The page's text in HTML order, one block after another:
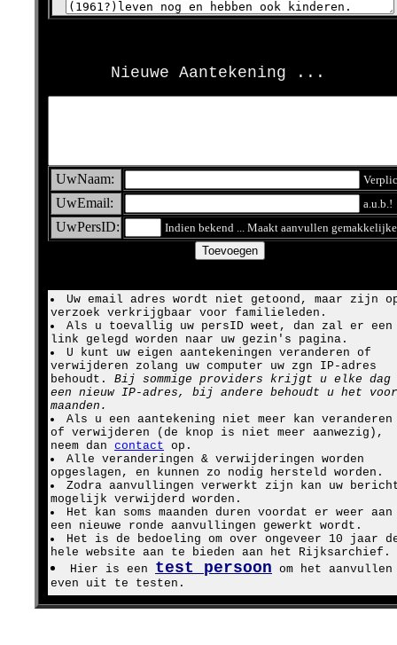
Nieuwe Aantekening ...
UwNaam:
UwEmail: a.u.b.!
UwPersID: Indien bekend ... Maakt aanvullen
Uw email adres wordt niet getoond, maar zijn
verzoek verkrijgbaar voor familieleden.
Als u toevallig uw persID weet, dan zal er een
link gelegd worden naar uw gezin's pagina.
U kunt uw eigen aantekeningen veranderen of
verwijderen zolang uw computer uw zgn IP-adres
behoudt. Bij sommige providers krijgt u elke dag
een nieuw IP-adres, bij andere behoudt u het voor
maanden.
Als u een aantekening niet meer kan veranderen
of verwijderen (de knop is niet meer aanwezig),
neem dan contact op.
Alle veranderingen & verwijderingen worden
opgeslagen, en kunnen zo nodig hersteld worden.
Zodra aanvullingen verwerkt zijn kan uw
mogelijk verwijderd worden.
Het kan soms maanden duren voordat er weer aan
een nieuwe ronde aanvullingen gewerkt wordt.
Het is de bedoeling om over ongeveer 10 jaar
hele website aan te bieden aan het Rijksarchief.
Hier is een test persoon om het aanvullen
even uit te testen.